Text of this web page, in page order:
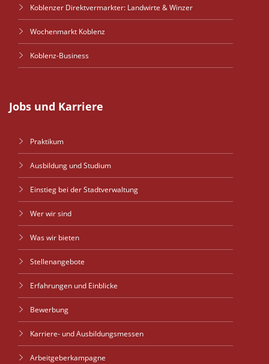
Koblenzer Direktvermarkter: Landwirte & Winzer
Wochenmarkt Koblenz
Koblenz-Business
Jobs und Karriere
Praktikum
Ausbildung und Studium
Einstieg bei der Stadtverwaltung
Wer wir sind
Was wir bieten
Stellenangebote
Erfahrungen und Einblicke
Bewerbung
Karriere- und Ausbildungsmessen
Arbeitgeberkampagne